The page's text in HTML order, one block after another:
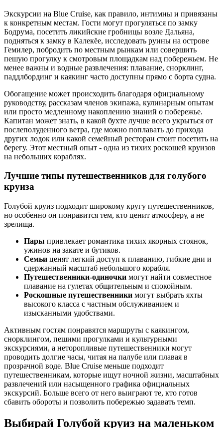
Экскурсии на Blue Cruise, как правило, интимны и привязаны
к конкретным местам. Гости могут прогуляться по замку
Бодрума, посетить ликийские гробницы возле Дальяна,
подняться к замку в Калекёе, исследовать руины на острове
Гемилер, побродить по местным рынкам или совершить
пешую прогулку к смотровым площадкам над побережьем. Не
менее важны и водные развлечения: плавание, снорклинг,
паддлбординг и каякинг часто доступны прямо с борта судна.
Обогащение может происходить благодаря официальному
руководству, рассказам членов экипажа, кулинарным опытам
или просто медленному накоплению знаний о побережье.
Капитан может знать, в какой бухте лучше всего укрыться от
послеполуденного ветра, где можно поплавать до прихода
других лодок или какой семейный ресторан стоит посетить на
берегу. Этот местный опыт - одна из тихих роскошей круизов
на небольших кораблях.
Лучшие типы путешественников для голубого
круиза
Голубой круиз подходит широкому кругу путешественников,
но особенно он понравится тем, кто ценит атмосферу, а не
зрелища.
Пары привлекает романтика тихих якорных стоянок,
ужинов на закате и бутиков.
Семьи ценят легкий доступ к плаванию, гибкие дни и
сдержанный масштаб небольшого корабля.
Путешественники-одиночки могут найти совместное
плавание на гулетах общительным и спокойным.
Роскошные путешественники могут выбрать яхты
высокого класса с частным обслуживанием и
изысканными удобствами.
Активным гостям понравятся маршруты с каякингом,
снорклингом, пешими прогулками и культурными
экскурсиями, а неторопливые путешественники могут
проводить долгие часы, читая на палубе или плавая в
прозрачной воде. Blue Cruise меньше подходит
путешественникам, которые ищут ночной жизни, масштабных
развлечений или насыщенного графика официальных
экскурсий. Больше всего от него выиграют те, кто готов
сбавить обороты и позволить побережью задавать темп.
Выбирай Голубой круиз на маленьком